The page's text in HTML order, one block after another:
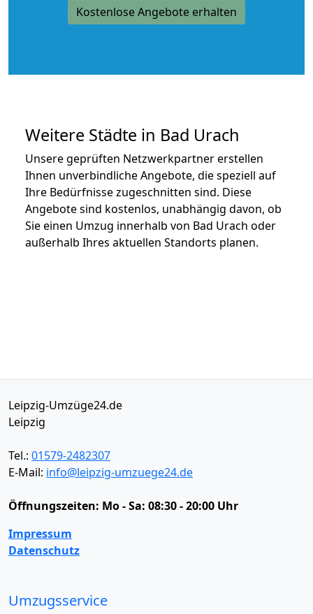
Kostenlose Angebote erhalten
Weitere Städte in Bad Urach
Unsere geprüften Netzwerkpartner erstellen
Ihnen unverbindliche Angebote, die speziell auf
Ihre Bedürfnisse zugeschnitten sind. Diese
Angebote sind kostenlos, unabhängig davon, ob
Sie einen Umzug innerhalb von Bad Urach oder
außerhalb Ihres aktuellen Standorts planen.
Leipzig-Umzüge24.de
Leipzig
Tel.: 01579-2482307
E-Mail: info@leipzig-umzuege24.de
Öffnungszeiten: Mo - Sa: 08:30 - 20:00 Uhr
Impressum
Datenschutz
Umzugsservice